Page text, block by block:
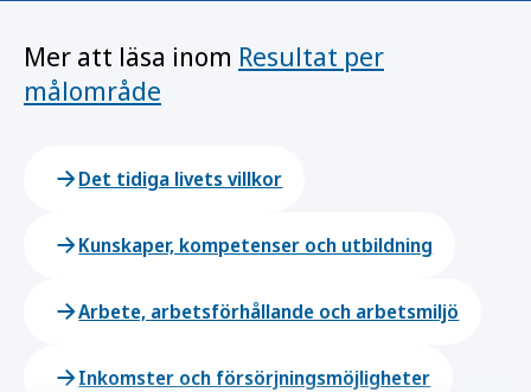
Mer att läsa inom Resultat per
målområde
Det tidiga livets villkor
Kunskaper, kompetenser och utbildning
Arbete, arbetsförhållande och arbetsmiljö
Inkomster och försörjningsmöjligheter